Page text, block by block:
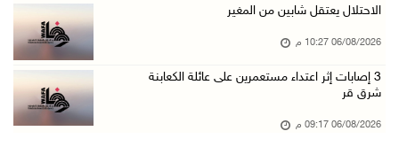
اليونيسف: استشهاد 300 طفل منذ وقف إطلاق النار ...
06/آب/2026 07:34 م
الاحتلال يدمّر بيت الزوجية قبل ساعات من الزفا ...
إصابتان بالرصاص والاعتداء خلال اقتحام الاحتلا ...
الاحتلال يعتقل شابين من المغير
06/08/2026 10:27 م
‏3 إصابات إثر اعتداء مستعمرين على عائلة الكعابنة
شرق قر
06/08/2026 09:17 م